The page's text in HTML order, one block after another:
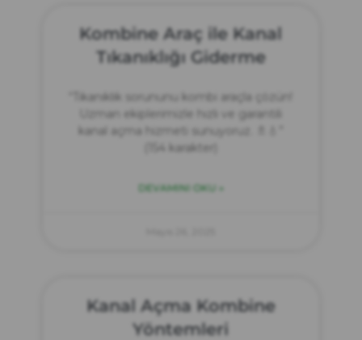
Kombine Araç ile Kanal
Tıkanıklığı Giderme
“Tıkanıklık sorununu kombi araçla çözün!
Uzman ekiplerimizle hızlı ve garantili
kanal açma hizmeti sunuyoruz. 🚿💧”
(154 karakter)
DEVAMINI OKU »
Kanal Açma Kombine
Yöntemleri